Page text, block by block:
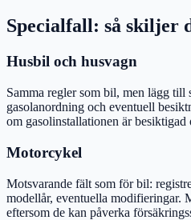
Specialfall: så skiljer
Husbil och husvagn
Samma regler som bil, men lägg till
gasolanordning och eventuell
om gasolinstallationen är besiktigad
Motorcykel
Motsvarande fält som för bil:
modellår, eventuella modifieringar.
eftersom de kan påverka